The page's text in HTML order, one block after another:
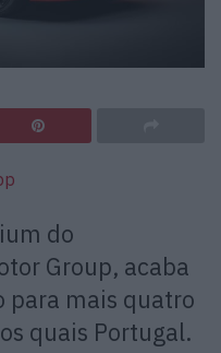
do
Group, acaba
para mais quatro
quais Portugal.